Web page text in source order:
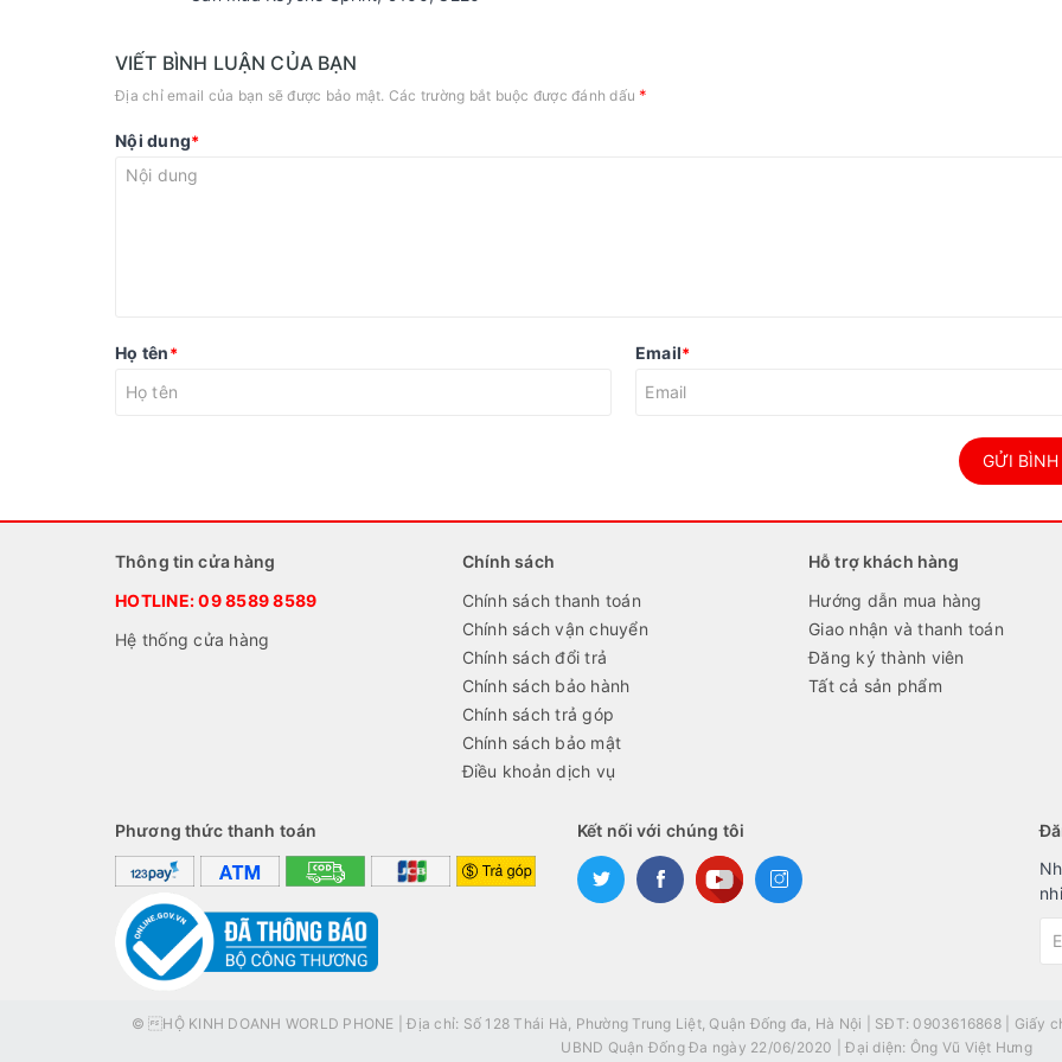
VIẾT BÌNH LUẬN CỦA BẠN
Địa chỉ email của bạn sẽ được bảo mật. Các trường bắt buộc được đánh dấu *
Nội dung*
Họ tên* Email*
GỬI BÌNH
Thông tin cửa hàng
HOTLINE:09 8589 8589
Hệ thống cửa hàng
Chính sách
Chính sách thanh toán
Chính sách vận chuyển
Chính sách đổi trả
Chính sách bảo hành
Chính sách trả góp
Chính sách bảo mật
Điều khoản dịch vụ
Hỗ trợ khách hàng
Hướng dẫn mua hàng
Giao nhận và thanh toán
Đăng ký thành viên
Tất cả sản phẩm
Phương thức thanh toán Kết nối với chúng tôi
© HỘ KINH DOANH WORLD PHONE | Địa chỉ: Số 128 Thái Hà, Phường Trung Liệt, Quận Đống đa, Hà Nội | SĐT: 0903616868 | Giấy
UBND Quận Đống Đa ngày 22/06/2020 | Đại diện: Ông Vũ Việt Hưng